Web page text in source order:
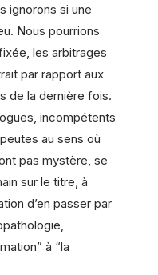
ignorons si une
Nous pourrions
les arbitrages
par rapport aux
de la dernière fois.
incompétents
au sens où
pas mystère, se
sur le titre, à
d’en passer par
à “la